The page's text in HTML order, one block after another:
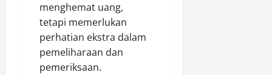
menghemat uang,
tetapi memerlukan
perhatian ekstra dalam
pemeliharaan dan
pemeriksaan.